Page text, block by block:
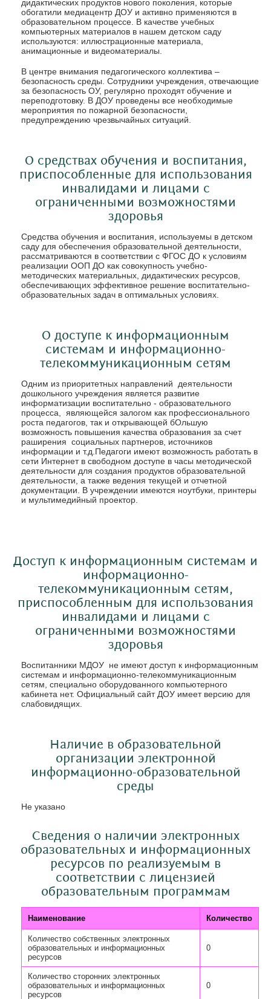
дидактических продуктов нового поколения, которые
обогатили медиацентр ДОУ и активно применяются в
образовательном процессе. В качестве учебных
компьютерных материалов в нашем детском саду
используются: иллюстрационные материала,
анимационные и видеоматериалы.
В центре внимания педагогического коллектива –
безопасность среды. Сотрудники учреждения, отвечающие
за безопасность ОУ, регулярно проходят обучение и
переподготовку. В ДОУ проведены все необходимые
мероприятия по пожарной безопасности,
предупреждению чрезвычайных ситуаций.
О средствах обучения и воспитания,
приспособленные для использования
инвалидами и лицами с
ограниченными возможностями
здоровья
Средства обучения и воспитания, используемы в детском
саду для обеспечения образовательной деятельности,
рассматриваются в соответствии с ФГОС ДО к условиям
реализации ООП ДО как совокупность учебно-
методических материальных, дидактических ресурсов,
обеспечивающих эффективное решение воспитательно-
образовательных задач в оптимальных условиях.
О доступе к информационным
системам и информационно-
телекоммуникационным сетям
Одним из приоритетных направлений деятельности
дошкольного учреждения является развитие
информатизации воспитательно - образовательного
процесса, являющейся залогом как профессионального
роста педагогов, так и открывающей бОльшую
возможность повышения качества образования за счет
раширения социальных партнеров, источников
информации и т.д.Педагоги имеют возможность работать в
сети Интернет в свободном доступе в часы методической
деятельности для создания продуктов образовательной
деятельности, а также ведения текущей и отчетной
документации. В учреждении имеются ноутбуки, принтеры
и мультимедийный проектор.
Доступ к информационным системам и
информационно-
телекоммуникационным сетям,
приспособленным для использования
инвалидами и лицами с
ограниченными возможностями
здоровья
Воспитанники МДОУ не имеют доступ к информационным
системам и информационно-телекоммуникационным
сетям, специально оборудованного компьютерного
кабинета нет. Официальный сайт ДОУ имеет версию для
слабовидящих.
Наличие в образовательной
организации электронной
информационно-образовательной
среды
Не указано
Сведения о наличии электронных
образовательных и информационных
ресурсов по реализуемым в
соответствии с лицензией
образовательным программам
Наименование Количество
Количество собственных электронных
образовательных и информационных
ресурсов
0
Количество сторонних электронных
образовательных и информационных
ресурсов
0